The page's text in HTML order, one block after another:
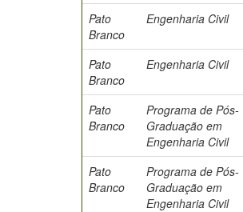
Pato
Branco
Engenharia Civil
Pato
Branco
Engenharia Civil
Pato
Branco
Programa de Pós-
Graduação em
Engenharia Civil
Pato
Branco
Programa de Pós-
Graduação em
Engenharia Civil